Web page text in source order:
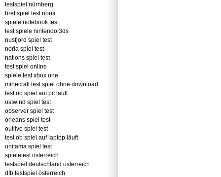
testspiel nürnberg
brettspiel test noria
spiele notebook test
test spiele nintendo 3ds
nusfjord spiel test
noria spiel test
nations spiel test
test spiel online
spiele test xbox one
minecraft test spiel ohne download
test ob spiel auf pc läuft
ostwind spiel test
observer spiel test
orleans spiel test
outlive spiel test
test ob spiel auf laptop läuft
onitama spiel test
spieletest österreich
testspiel deutschland österreich
dfb testspiel österreich